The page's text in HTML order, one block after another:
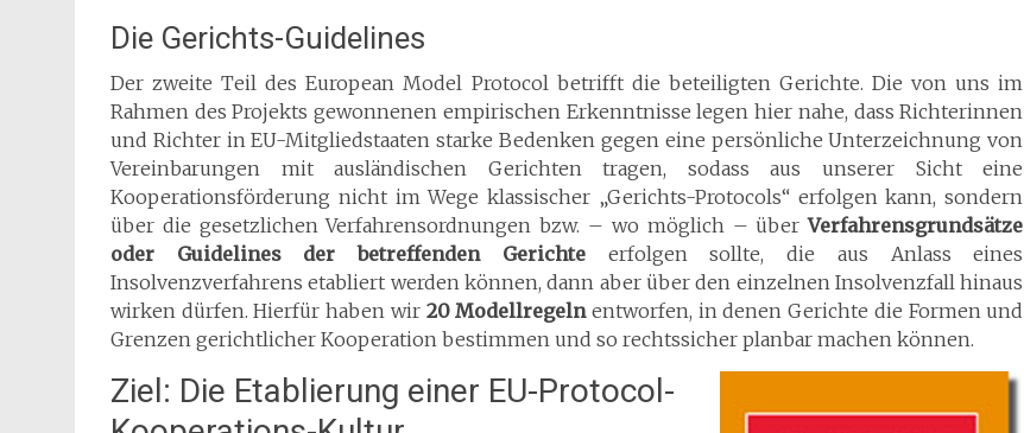
Die Gerichts-Guidelines
Der zweite Teil des European Model Protocol betrifft die beteiligten Gerichte. Die von uns im
Rahmen des Projekts gewonnenen empirischen Erkenntnisse legen hier nahe, dass Richterinnen
und Richter in EU-Mitgliedstaaten starke Bedenken gegen eine persönliche Unterzeichnung von
Vereinbarungen mit ausländischen Gerichten tragen, sodass aus unserer Sicht eine
Kooperationsförderung nicht im Wege klassischer „Gerichts-Protocols“ erfolgen kann, sondern
über die gesetzlichen Verfahrensordnungen bzw. – wo möglich – überVerfahrensgrundsätze
oder Guidelines der betreffenden Gerichteerfolgen sollte, die aus Anlass eines
Insolvenzverfahrens etabliert werden können, dann aber über den einzelnen Insolvenzfall hinaus
wirken dürfen. Hierfür haben wir 20 Modellregelnentworfen, in denen Gerichte die Formen und
Grenzen gerichtlicher Kooperation bestimmen und so rechtssicher planbar machen können.
Ziel: Die Etablierung einer EU-Protocol-